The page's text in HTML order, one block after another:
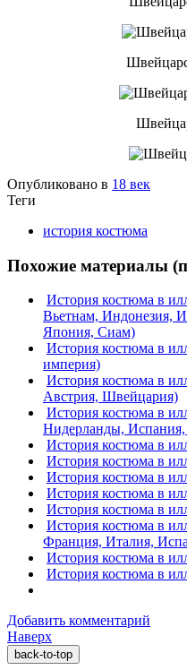
Опубликовано в 18 век
Теги
история костюма
Похожие материалы
История костюма в
Вьетнам, Индонезия,
Япония, Сиам)
История костюма в
империя)
История костюма в
Австрия, Швейцария)
История костюма в
Нидерланды,
История костюма в
История костюма в
История костюма в
История костюма в
История костюма в
История костюма в
Франция, Италия,
История костюма в
История костюма в
Добавить комментарий
Наверх
back-to-top